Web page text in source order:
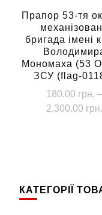
Прапор 53-тя
бригада імені
Мономаха (53
ЗСУ (flag-
180.00 грн. –
2,300.00 грн.
КАТЕГОРІЇ